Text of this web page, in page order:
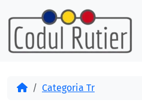
Skip to content
Skip to footer
AcasăCategoria Tr